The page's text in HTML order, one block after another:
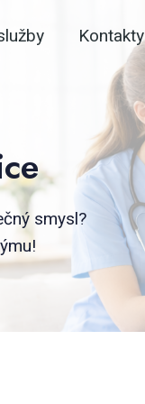
Kontakty
smysl?